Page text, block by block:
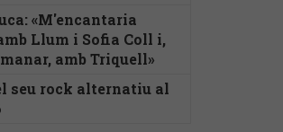
«M'encantaria
Llum i Sofia Coll i,
amb Triquell»
seu rock alternatiu al